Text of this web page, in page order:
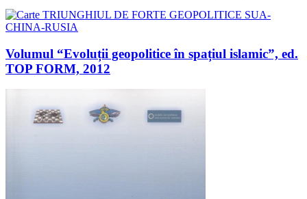
Volumul “Evoluții geopolitice în spațiul islamic”, ed.
TOP FORM, 2012